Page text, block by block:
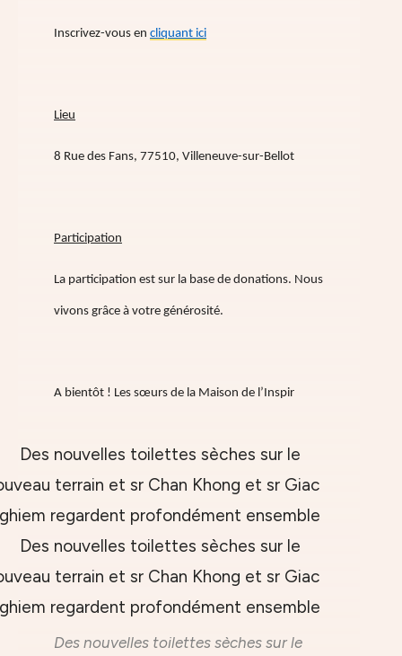
Inscrivez-vous en cliquant ici
Lieu
8 Rue des Fans, 77510, Villeneuve-sur-Bellot
Participation
La participation est sur la base de donations. Nous
vivons grâce à votre générosité.
A bientôt ! Les sœurs de la Maison de l’Inspir
Des nouvelles toilettes sèches sur le